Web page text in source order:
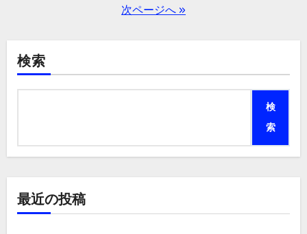
ペ
ー
送
次ページへ »
検索
検
索
最近の投稿